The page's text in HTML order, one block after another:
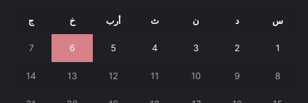
س د ن ث أرب خ ج
1
2
3
4
5
6
7
8
9
10
11
12
13
14